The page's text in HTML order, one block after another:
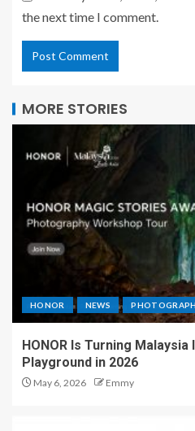
the next time I comment.
MORE STORIES
HONOR NEWS
HONOR Is Turning
Playground in 2026
May 6, 2026 Emmy